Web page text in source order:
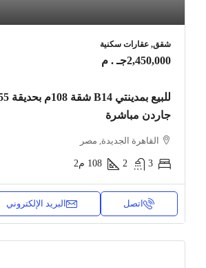
شقق, عقارات سكنية
2,450,000جـ . م
جاردن مباشرة
القاهرة الجديدة, مصر
3
2
108 م2
اتصل البريد الإلكتروني